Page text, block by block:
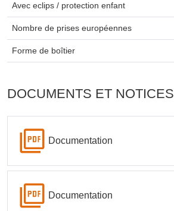
Avec eclips / protection enfant
Nombre de prises européennes
Forme de boîtier
DOCUMENTS ET NOTICES
Documentation
Documentation